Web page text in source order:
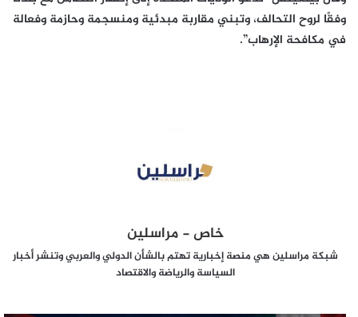
وفقًا لروح التحالف، وتبني مقاربة مبدئية ومنسجمة وحازمة وفعالة
في مكافحة الإرهاب”.
خاص - مراسلين
شبكة مراسلين هي منصة إخبارية تهتم بالشأن الدولي والعربي وتنشر أخبار
السياسة والرياضة والاقتصاد